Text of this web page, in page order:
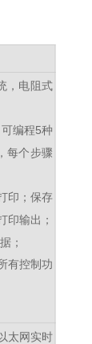
，电阻式
编程5种
每个步骤
印；保存
印输出；
；
有控制功
太网实时